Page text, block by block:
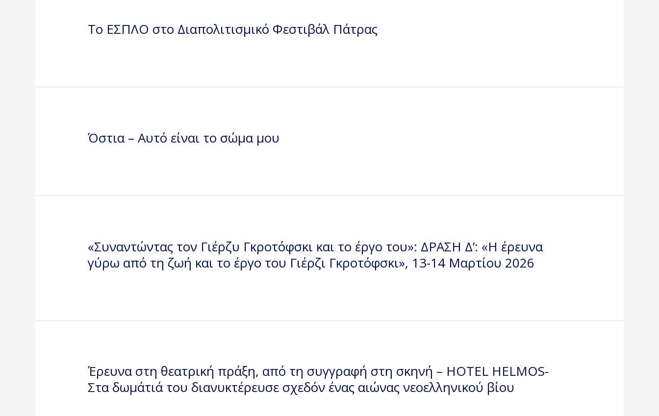
To EΣΠΛΟ στο Διαπολιτισμικό Φεστιβάλ Πάτρας
Όστια – Αυτό είναι το σώμα μου
«Συναντώντας τον Γιέρζυ Γκροτόφσκι και το έργο του»: ΔΡΑΣΗ Δ’: «Η έρευνα
γύρω από τη ζωή και το έργο του Γιέρζι Γκροτόφσκι», 13-14 Μαρτίου 2026
Έρευνα στη θεατρική πράξη, από τη συγγραφή στη σκηνή – HOTEL HELMOS-
Στα δωμάτιά του διανυκτέρευσε σχεδόν ένας αιώνας νεοελληνικού βίου